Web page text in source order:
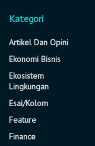
Kategori
Artikel Dan Opini
Ekonomi Bisnis
Ekosistem
Lingkungan
Esai/Kolom
Feature
Finance